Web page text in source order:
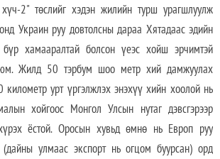
2" төслийг хэдэн жилийн турш урагшлуулж
Украин руу довтолсны дараа Хятадаас эдийн
хамааралтай болсон үеэс хойш эрчимтэй
Жилд 50 тэрбум шоо метр хий дамжуулах
километр урт үргэлжлэх энэхүү хийн хоолой нь
хойгоос Монгол Улсын нутаг дэвсгэрээр
ёстой. Оросын хувьд өмнө нь Европ руу
(дайны улмаас экспорт нь огцом буурсан) орд